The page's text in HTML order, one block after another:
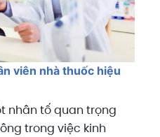
viên nhà thuốc hiệu
nhân tố quan trọng
trong việc kinh